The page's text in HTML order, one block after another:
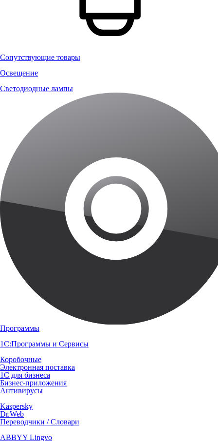
Сопутствующие товары
Освещение
Светодиодные лампы
Программы
1С:Программы и Сервисы
Коробочные
Электронная поставка
1С для бизнеса
Бизнес-приложения
Антивирусы
Kaspersky
Dr.Web
Переводчики / Словари
ABBYY Lingvo